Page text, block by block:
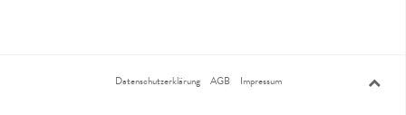
Datenschutzerklärung AGB Impressum